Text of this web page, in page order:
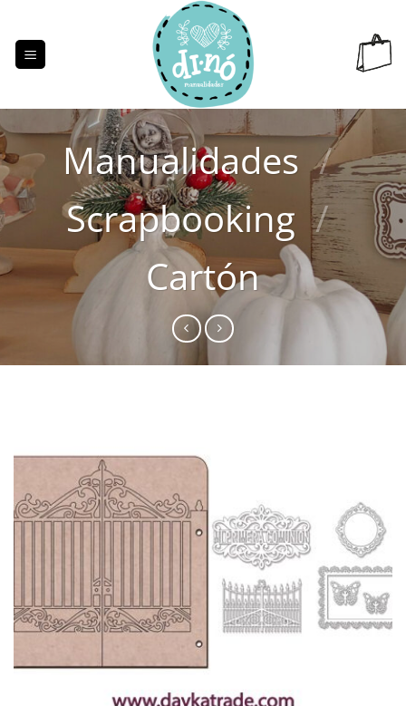
contenido
Manualidades /
Scrapbooking /
Cartón